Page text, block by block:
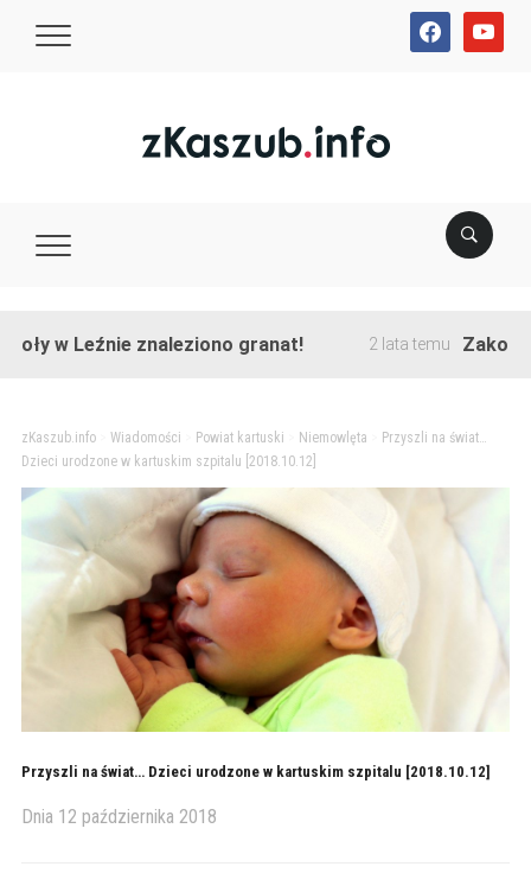
facebookyoutube
znaleziono granat! 2 lata temu Zakończono
zKaszub.info> Wiadomości Powiat kartuski Niemowlęta
Przyszli na świat…
Dzieci urodzone w kartuskim szpitalu [2018.10.12]
Przyszli na świat… Dzieci urodzone w kartuskim szpitalu [2018.10.12]
Dnia 12 października 2018